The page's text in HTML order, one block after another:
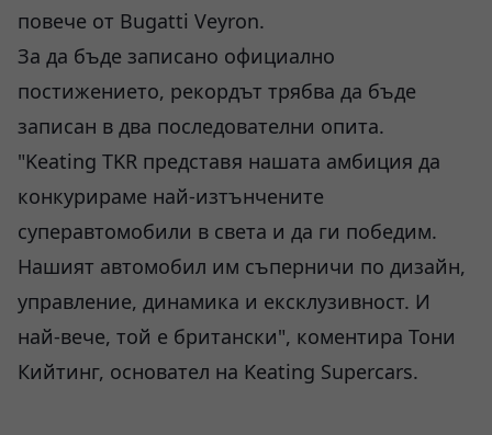
повече от Bugatti Veyron.
За да бъде записано официално
постижението, рекордът трябва да бъде
записан в два последователни опита.
"Keating TKR представя нашата амбиция да
конкурираме най-изтънчените
суперавтомобили в света и да ги победим.
Нашият автомобил им съперничи по дизайн,
управление, динамика и ексклузивност. И
най-вече, той е британски", коментира Тони
Кийтинг, основател на Keating Supercars.